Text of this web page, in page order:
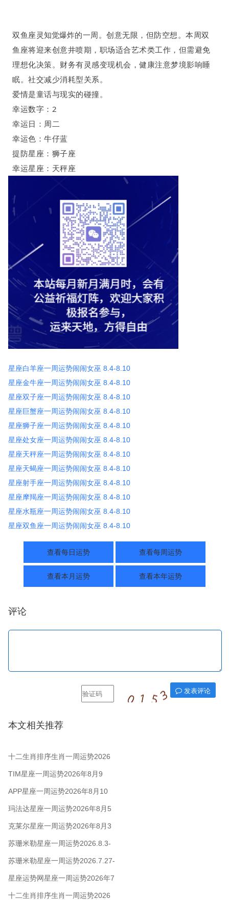
双鱼座 灵知觉爆炸的一周 。 创意无限 ， 但防空想 。 本周双
鱼座将迎来创意井喷期，职场适合艺术类工作，但需避免
理想化决策。财务有灵感变现机会，健康注意梦境影响睡
眠。社交减少消耗型关系。
爱情是童话与现实的碰撞。
幸运数字： 2
幸运日：周二
幸运色：牛仔蓝
提防星座：狮子座
幸运星座：天秤座
星座白羊座一周运势闹闹女巫 8.4-8.10
星座金牛座一周运势闹闹女巫 8.4-8.10
星座双子座一周运势闹闹女巫 8.4-8.10
星座巨蟹座一周运势闹闹女巫 8.4-8.10
星座狮子座一周运势闹闹女巫 8.4-8.10
星座处女座一周运势闹闹女巫 8.4-8.10
星座天秤座一周运势闹闹女巫 8.4-8.10
星座天蝎座一周运势闹闹女巫 8.4-8.10
星座射手座一周运势闹闹女巫 8.4-8.10
星座摩羯座一周运势闹闹女巫 8.4-8.10
星座水瓶座一周运势闹闹女巫 8.4-8.10
星座双鱼座一周运势闹闹女巫 8.4-8.10
查看每日运势 查看每周运势
查看本月运势 查看本年运势
评论
发表评论
本文相关推荐
十二生肖排序生肖一周运势2026
年8月10日-16日
TIM星座一周运势2026年8月9
日-15日
APP星座一周运势2026年8月10
日-16日
玛法达星座一周运势2026年8月5
日至11日
克莱尔星座一周运势2026年8月3
日-9日
苏珊米勒星座一周运势2026.8.3-
8.9
苏珊米勒星座一周运势2026.7.27-
8.2
星座运势网星座一周运势2026年7
月27日 - 8月2日
十二生肖排序生肖一周运势2026